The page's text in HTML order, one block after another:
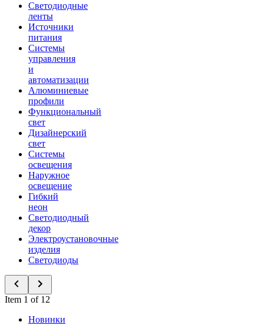
Светодиодные
ленты
Источники
питания
Системы
управления
и
автоматизации
Алюминиевые
профили
Функциональный
свет
Дизайнерский
свет
Системы
освещения
Наружное
освещение
Гибкий
неон
Светодиодный
декор
Электроустановочные
изделия
Светодиоды
Item 1 of 12
Новинки